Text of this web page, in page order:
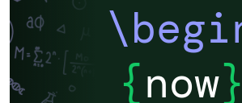
{now}